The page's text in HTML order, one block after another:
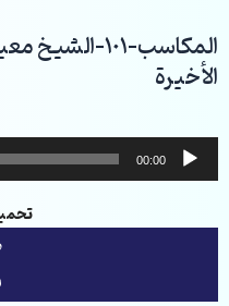
إلى
المحتوى
المكاسب-101-
الأخيرة
مشغل
الصوت
00:00